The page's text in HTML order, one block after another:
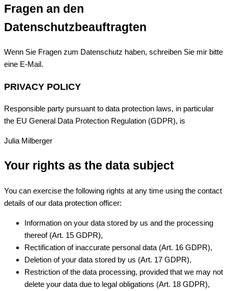
Fragen an den
Datenschutzbeauftragten
Wenn Sie Fragen zum Datenschutz haben, schreiben Sie mir bitte
eine E-Mail.
PRIVACY POLICY
Responsible party pursuant to data protection laws, in particular
the EU General Data Protection Regulation (GDPR), is
Julia Milberger
Your rights as the data subject
You can exercise the following rights at any time using the contact
details of our data protection officer:
Information on your data stored by us and the processing
thereof (Art. 15 GDPR),
Rectification of inaccurate personal data (Art. 16 GDPR),
Deletion of your data stored by us (Art. 17 GDPR),
Restriction of the data processing, provided that we may not
delete your data due to legal obligations (Art. 18 GDPR),